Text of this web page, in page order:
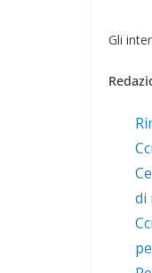
Gli
di